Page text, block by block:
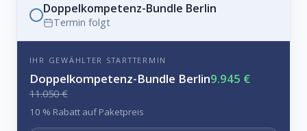
Doppelkompetenz-Bundle Berlin
Termin folgt
IHR GEWÄHLTER STARTTERMIN
Doppelkompetenz-Bundle Berlin9.945 €
11.050 €
10 % Rabatt auf Paketpreis